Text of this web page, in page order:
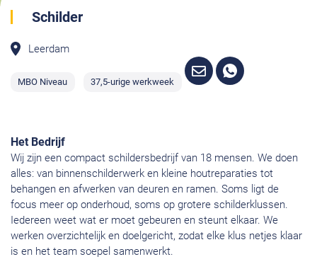
Schilder
Leerdam
MBO Niveau 37,5-urige werkweek
Het Bedrijf
Wij zijn een compact schildersbedrijf van 18 mensen. We doen
alles: van binnenschilderwerk en kleine houtreparaties tot
behangen en afwerken van deuren en ramen. Soms ligt de
focus meer op onderhoud, soms op grotere schilderklussen.
Iedereen weet wat er moet gebeuren en steunt elkaar. We
werken overzichtelijk en doelgericht, zodat elke klus netjes klaar
is en het team soepel samenwerkt.